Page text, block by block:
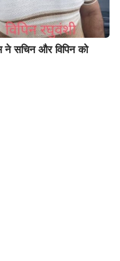
ने सचिन और विपिन को